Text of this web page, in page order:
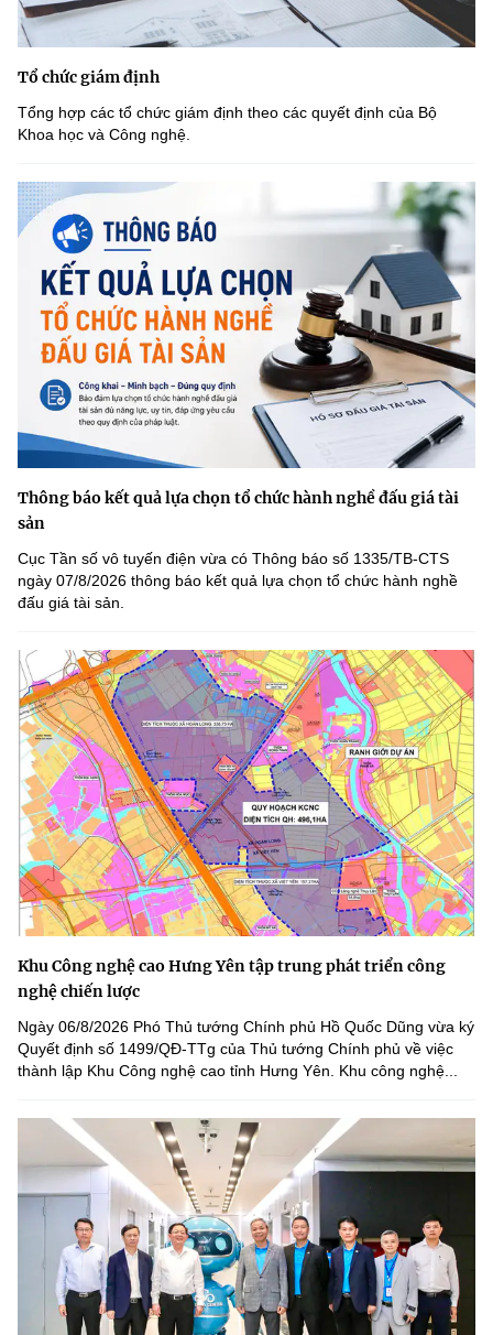
Tổ chức giám định
Tổng hợp các tổ chức giám định theo các quyết định của Bộ
Khoa học và Công nghệ.
Thông báo kết quả lựa chọn tổ chức hành nghề đấu giá tài
sản
Cục Tần số vô tuyến điện vừa có Thông báo số 1335/TB-CTS
ngày 07/8/2026 thông báo kết quả lựa chọn tổ chức hành nghề
đấu giá tài sản.
Khu Công nghệ cao Hưng Yên tập trung phát triển công
nghệ chiến lược
Ngày 06/8/2026 Phó Thủ tướng Chính phủ Hồ Quốc Dũng vừa ký
Quyết định số 1499/QĐ-TTg của Thủ tướng Chính phủ về việc
thành lập Khu Công nghệ cao tỉnh Hưng Yên. Khu công nghệ...